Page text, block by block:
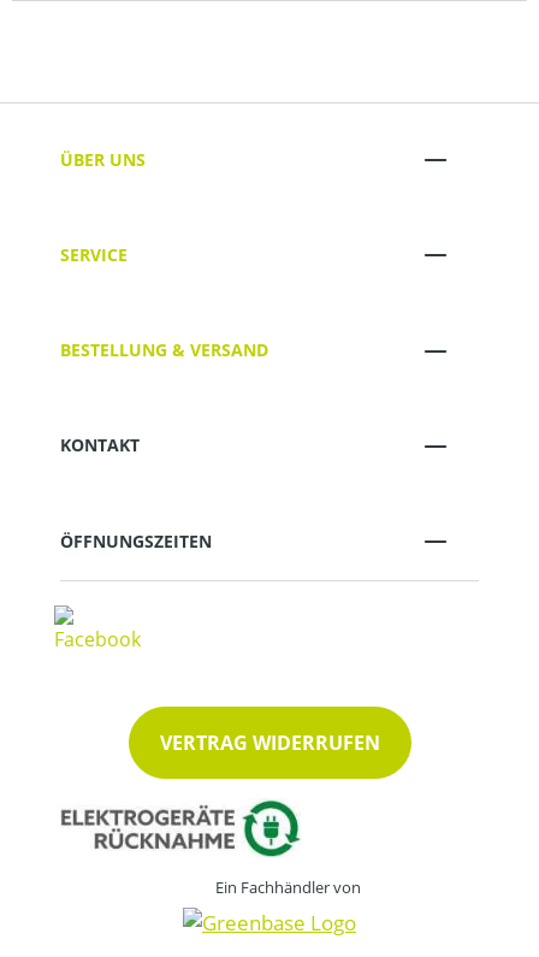
ÜBER UNS
SERVICE
BESTELLUNG & VERSAND
KONTAKT
ÖFFNUNGSZEITEN
VERTRAG WIDERRUFEN
Ein Fachhändler von